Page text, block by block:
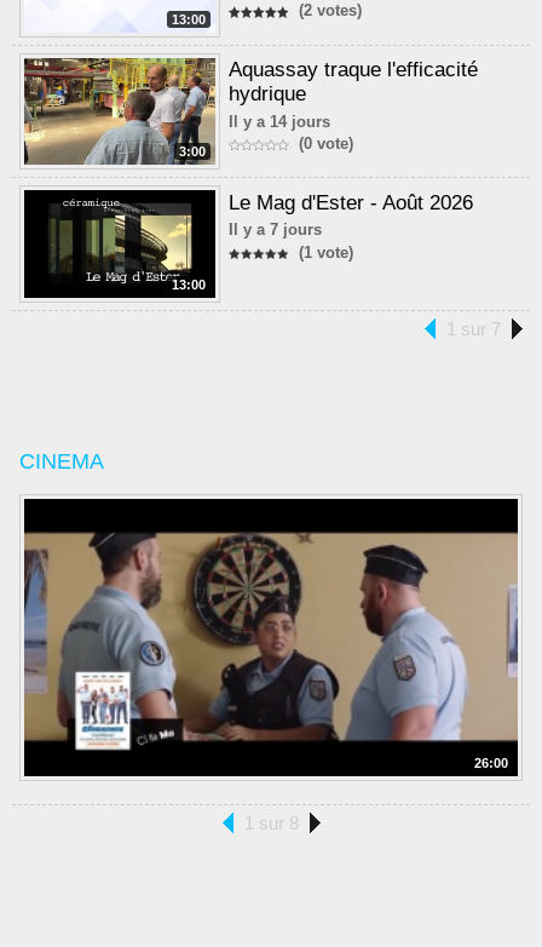
13:00
(2 votes)
3:00
Aquassay traque l'efficacité
hydrique
Il y a 14 jours
(0 vote)
13:00
Le Mag d'Ester - Août 2026
Il y a 7 jours
(1 vote)
1 sur 7
CINEMA
26:00
1 sur 8